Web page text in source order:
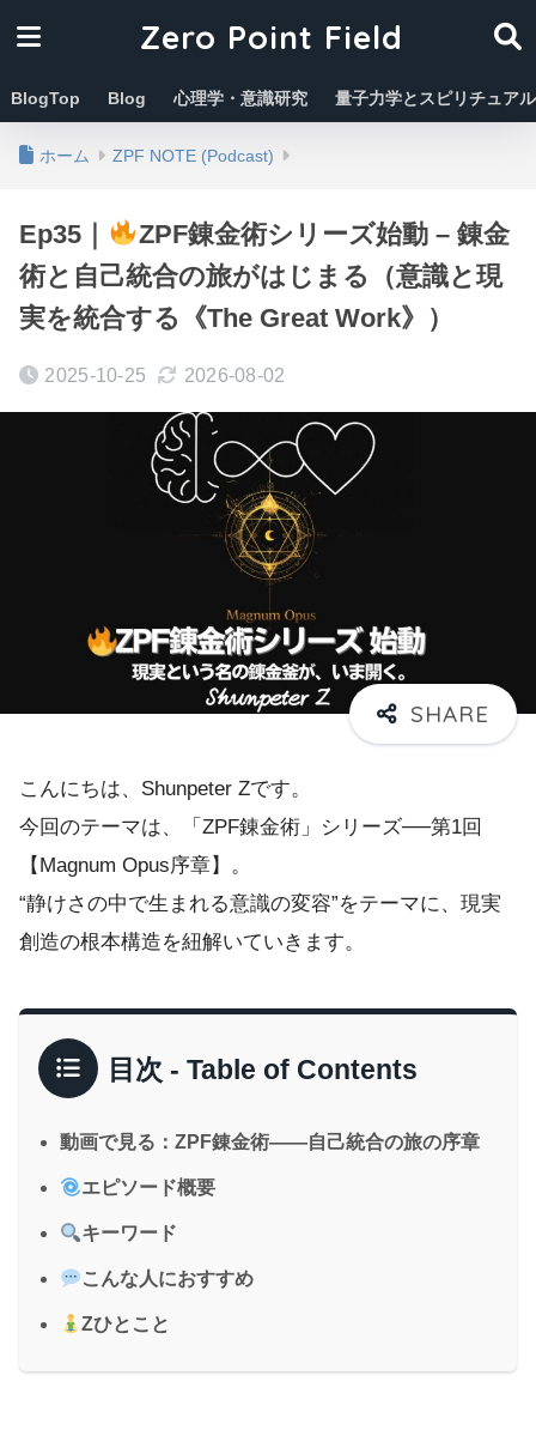
Zero Point Field
BlogTop Blog 心理学・意識研究 量子力学とスピリチュアル
ホーム ZPF NOTE (Podcast)
Ep35｜
ZPF錬金術シリーズ始動 – 錬金
術と自己統合の旅がはじまる（意識と現
実を統合する《The Great Work》）
2025-10-25 2026-08-02
こんにちは、Shunpeter Zです。
今回のテーマは、「ZPF錬金術」シリーズ──第1回
【Magnum Opus序章】。
“静けさの中で生まれる意識の変容”をテーマに、現実
創造の根本構造を紐解いていきます。
目次 - Table of Contents
動画で見る：ZPF錬金術――自己統合の旅の序章
エピソード概要
キーワード
こんな人におすすめ
Zひとこと